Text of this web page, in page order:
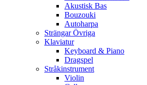
Akustisk Bas
Bouzouki
Autoharpa
Strängar Övriga
Klaviatur
Keyboard & Piano
Dragspel
Stråkinstrument
Violin